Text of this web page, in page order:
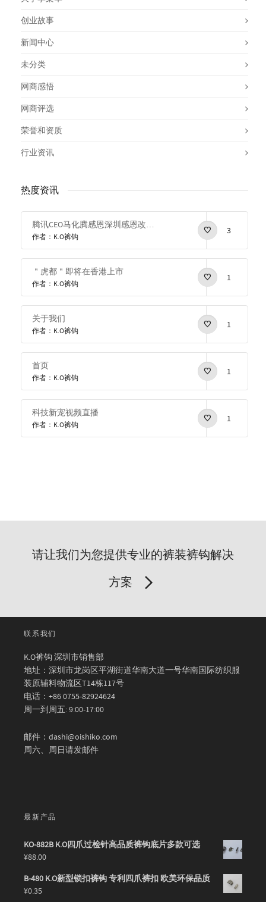
创业故事
新闻中心
未分类
网商感悟
网商评选
荣誉和资质
行业资讯
热度资讯
腾讯CEO马化腾感恩深圳感恩改革开放
作者：K.O裤钩
3
＂虎都＂即将在香港上市
作者：K.O裤钩
1
关于我们
作者：K.O裤钩
1
首页
作者：K.O裤钩
1
科技新宠视频直播
作者：K.O裤钩
1
请让我们为您提供专业的裤装裤钩解决
方案
联系我们
K.O裤钩 深圳市销售部
地址：深圳市龙岗区平湖街道华南大道一号华南国际纺织服
装原辅料物流区T14栋117号
电话：+86 0755-82924624
周一到周五: 9:00-17:00
邮件：dashi@oishiko.com
周六、周日请发邮件
最新产品
KO-882B K.O四爪过检针高品质裤钩底片多款可选
¥88.00
B-480 K.O新型锁扣裤钩 专利四爪裤扣 欧美环保品质
¥0.35